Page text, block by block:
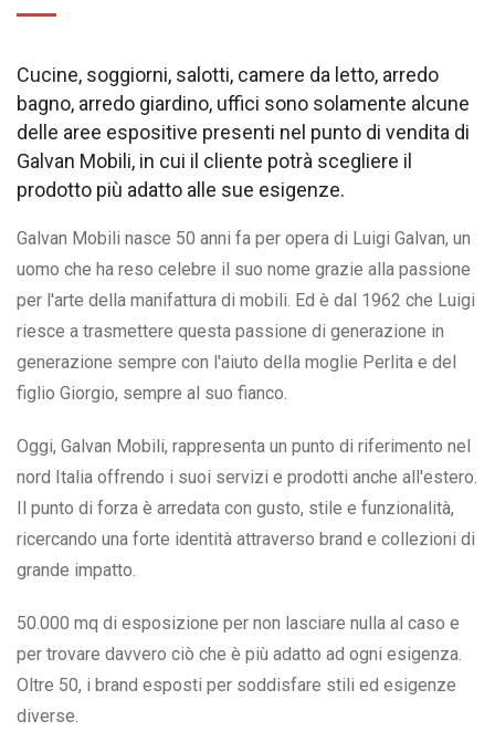
Cucine, soggiorni, salotti, camere da letto, arredo
bagno, arredo giardino, uffici sono solamente alcune
delle aree espositive presenti nel punto di vendita di
Galvan Mobili, in cui il cliente potrà scegliere il
prodotto più adatto alle sue esigenze.
Galvan Mobili nasce 50 anni fa per opera di Luigi Galvan, un
uomo che ha reso celebre il suo nome grazie alla passione
per l'arte della manifattura di mobili. Ed è dal 1962 che Luigi
riesce a trasmettere questa passione di generazione in
generazione sempre con l'aiuto della moglie Perlita e del
figlio Giorgio, sempre al suo fianco.
Oggi, Galvan Mobili, rappresenta un punto di riferimento nel
nord Italia offrendo i suoi servizi e prodotti anche all'estero.
Il punto di forza è arredata con gusto, stile e funzionalità,
ricercando una forte identità attraverso brand e collezioni di
grande impatto.
50.000 mq di esposizione per non lasciare nulla al caso e
per trovare davvero ciò che è più adatto ad ogni esigenza.
Oltre 50, i brand esposti per soddisfare stili ed esigenze
diverse.